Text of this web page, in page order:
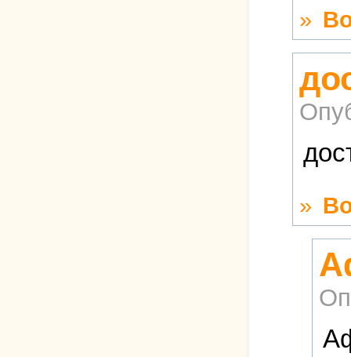
»
»